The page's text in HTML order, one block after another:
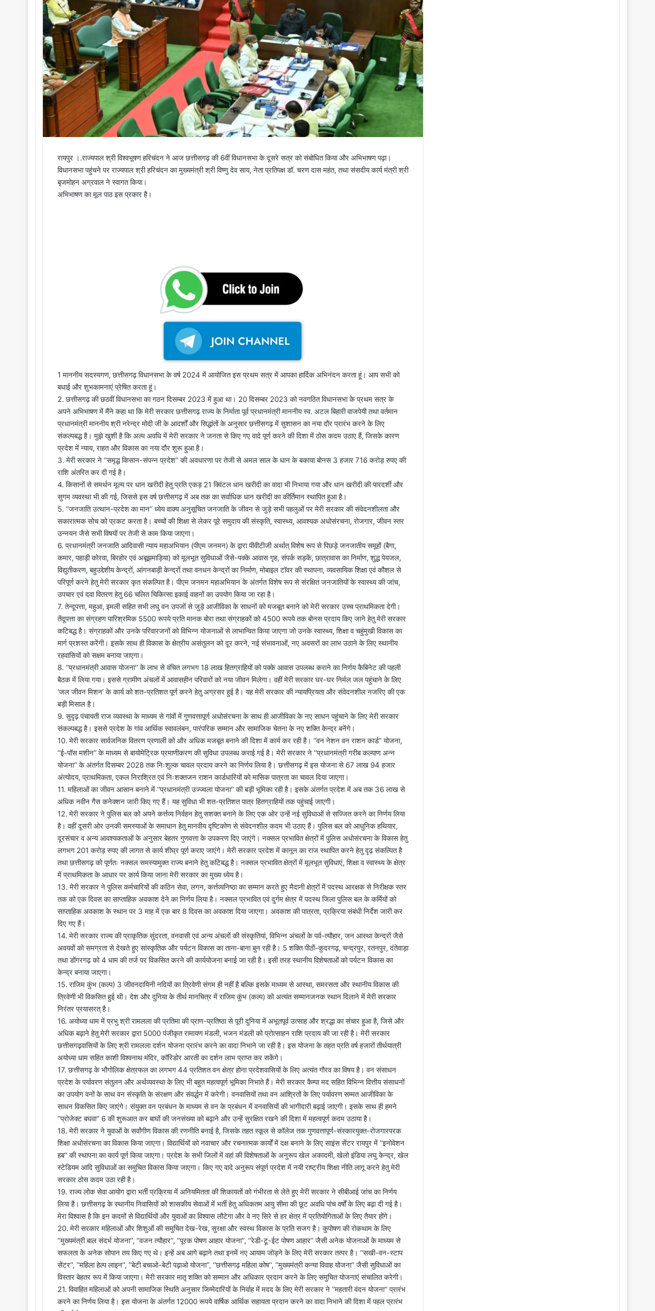
रायपुर ।.राज्यपाल श्री विश्वभूषण हरिचंदन ने आज छत्तीसगढ़ की 6वीं विधानसभा के दूसरे सत्र को संबोधित किया और अभिभाषण पढ़ा।
विधानसभा पहुंचने पर राज्यपाल श्री हरिचंदन का मुख्यमंत्री श्री विष्णु देव साय, नेता प्रतिपक्ष डॉ. चरण दास महंत, तथा संसदीय कार्य मंत्री श्री
बृजमोहन अग्रवाल ने स्वागत किया।
अभिभाषण का मूल पाठ इस प्रकार है।
1 माननीय सदस्यगण, छत्तीसगढ़ विधानसभा के वर्ष 2024 में आयोजित इस प्रथम सत्र में आपका हार्दिक अभिनंदन करता हूं। आप सभी को
बधाई और शुभकामनाएं प्रेषित करता हूं।
2. छत्तीसगढ़ की छठवीं विधानसभा का गठन दिसम्बर 2023 में हुआ था। 20 दिसम्बर 2023 को नवगठित विधानसभा के प्रथम सत्र के
अपने अभिभाषण में मैंने कहा था कि मेरी सरकार छत्तीसगढ़ राज्य के निर्माता पूर्व प्रधानमंत्री माननीय स्व. अटल बिहारी वाजपेयी तथा वर्तमान
प्रधानमंत्री माननीय श्री नरेन्द्र मोदी जी के आदर्शों और सिद्धांतों के अनुसार छत्तीसगढ़ में सुशासन का नया दौर प्रारंभ करने के लिए
संकल्पबद्ध है। मुझे खुशी है कि अल्प अवधि में मेरी सरकार ने जनता से किए गए वादे पूर्ण करने की दिशा में ठोस कदम उठाए हैं, जिसके कारण
प्रदेश में न्याय, राहत और विकास का नया दौर शुरू हुआ है।
3. मेरी सरकार ने ‘‘समृद्ध किसान-संपन्न प्रदेश‘‘ की अवधारणा पर तेजी से अमल साल के धान के बकाया बोनस 3 हजार 716 करोड़ रुपए की
राशि अंतरित कर दी गई है।
4. किसानों से समर्थन मूल्य पर धान खरीदी हेतु प्रति एकड़ 21 क्विंटल धान खरीदी का वादा भी निभाया गया और धान खरीदी की पारदर्शी और
सुगम व्यवस्था भी की गई, जिससे इस वर्ष छत्तीसगढ़ में अब तक का सर्वाधिक धान खरीदी का कीर्तिमान स्थापित हुआ है।
5. ‘‘जनजाति उत्थान-प्रदेश का मान‘‘ ध्येय वाक्य अनुसूचित जनजाति के जीवन से जुड़े सभी पहलुओं पर मेरी सरकार की संवेदनशीलता और
सकारात्मक सोच को प्रकट करता है। बच्चों की शिक्षा से लेकर पूरे समुदाय की संस्कृति, स्वास्थ्य, आवश्यक अधोसंरचना, रोजगार, जीवन स्तर
उन्नयन जैसे सभी विषयों पर तेजी से काम किया जाएगा।
6. प्रधानमंत्री जनजाति आदिवासी न्याय महाअभियान (पीएम जनमन) के द्वारा पीवीटीजी अर्थात् विशेष रूप से पिछड़े जनजातीय समूहों (बैगा,
कमार, पहाड़ी कोरवा, बिरहोर एवं अबूझमाड़िया) को मूलभूत सुविधाओं जैसे-पक्के आवास गृह, संपर्क सड़कें, छात्रावास का निर्माण, शुद्ध पेयजल,
विद्युतीकरण, बहुउद्देशीय केन्द्रों, आंगनबाड़ी केन्द्रों तथा वनधन केन्द्रों का निर्माण, मोबाइल टॉवर की स्थापना, व्यवसायिक शिक्षा एवं कौशल से
परिपूर्ण करने हेतु मेरी सरकार कृत संकल्पित है। पीएम जनमन महाअभियान के अंतर्गत विशेष रूप से संरक्षित जनजातियों के स्वास्थ्य की जांच,
उपचार एवं दवा वितरण हेतु 66 चलित चिकित्सा इकाई वाहनों का उपयोग किया जा रहा है।
7. तेन्दूपत्ता, महुआ, इमली सहित सभी लघु वन उपजों से जुड़े आजीविका के साधनों को मजबूत बनाने को मेरी सरकार उच्च प्राथमिकता देगी।
तेंदूपत्ता का संग्रहण पारिश्रमिक 5500 रूपये प्रति मानक बोरा तथा संग्राहकों को 4500 रूपये तक बोनस प्रदाय किए जाने हेतु मेरी सरकार
कटिबद्ध है। संग्राहकों और उनके परिवारजनों को विभिन्न योजनाओं से लाभान्वित किया जाएगा जो उनके स्वास्थ्य, शिक्षा व चहुंमुखी विकास का
मार्ग प्रशस्त करेंगी। इसके साथ ही विकास के क्षेत्रीय असंतुलन को दूर करने, नई संभावनाओं, नए अवसरों का लाभ उठाने के लिए स्थानीय
रहवासियों को सक्षम बनाया जाएगा।
8. ‘‘प्रधानमंत्री आवास योजना‘‘ के लाभ से वंचित लगभग 18 लाख हितग्राहियों को पक्के आवास उपलब्ध कराने का निर्णय कैबिनेट की पहली
बैठक में लिया गया। इससे ग्रामीण अंचलों में आवासहीन परिवारों को नया जीवन मिलेगा। वहीं मेरी सरकार घर-घर निर्मल जल पहुंचाने के लिए
’जल जीवन मिशन’ के कार्य को शत-प्रतिशत पूर्ण करने हेतु अग्रसर हुई है। यह मेरी सरकार की न्यायप्रियता और संवेदनशील नजरिए की एक
बड़ी मिसाल है।
9. सुदृढ़ पंचायती राज व्यवस्था के माध्यम से गांवों में गुणवत्तापूर्ण अधोसंरचना के साथ ही आजीविका के नए साधन पहुंचाने के लिए मेरी सरकार
संकल्पबद्ध है। इससे प्रदेश के गांव आर्थिक स्वावलंबन, पारंपरिक सम्मान और सामाजिक चेतना के नए शक्ति केन्द्र बनेंगे।
10. मेरी सरकार सार्वजनिक वितरण प्रणाली को और अधिक मजबूत बनाने की दिशा में कार्य कर रही है। ‘‘वन नेशन वन राशन कार्ड‘‘ योजना,
‘‘ई-पॉस मशीन‘‘ के माध्यम से बायोमेट्रिक प्रमाणीकरण की सुविधा उपलब्ध कराई गई है। मेरी सरकार ने ‘‘प्रधानमंत्री गरीब कल्याण अन्न
योजना‘‘ के अंतर्गत दिसम्बर 2028 तक निःशुल्क चावल प्रदाय करने का निर्णय लिया है। छत्तीसगढ़ में इस योजना से 67 लाख 94 हजार
अंत्योदय, प्राथमिकता, एकल निराश्रित एवं निःशक्तजन राशन कार्डधारियों को मासिक पात्रता का चावल दिया जाएगा।
11. महिलाओं का जीवन आसान बनाने में ‘‘प्रधानमंत्री उज्ज्वला योजना‘‘ की बड़ी भूमिका रही है। इसके अंतर्गत प्रदेश में अब तक 36 लाख से
अधिक नवीन गैस कनेक्शन जारी किए गए हैं। यह सुविधा भी शत-प्रतिशत पात्र हितग्राहियों तक पहुंचाई जाएगी।
12. मेरी सरकार ने पुलिस बल को अपने कर्त्तव्य निर्वहन हेतु सशक्त बनाने के लिए एक ओर उन्हें नई सुविधाओं से सज्जित करने का निर्णय लिया
है। वहीं दूसरी ओर उनकी समस्याओं के समाधान हेतु मानवीय दृष्टिकोण से संवेदनशील कदम भी उठाए हैं। पुलिस बल को आधुनिक हथियार,
दूरसंचार व अन्य आवश्यकताओं के अनुसार बेहतर गुणवत्ता के उपकरण दिए जाएंगे। नक्सल प्रभावित क्षेत्रों में पुलिस अधोसंरचना के विकास हेतु
लगभग 201 करोड़ रुपए की लागत से कार्य शीघ्र पूर्ण कराए जाएंगे। मेरी सरकार प्रदेश में कानून का राज स्थापित करने हेतु दृढ़ संकल्पित है
तथा छत्तीसगढ़ को पूर्णतः नक्सल समस्यामुक्त राज्य बनाने हेतु कटिबद्ध है। नक्सल प्रभावित क्षेत्रों में मूलभूत सुविधाएं, शिक्षा व स्वास्थ्य के क्षेत्र
में प्राथमिकता के आधार पर कार्य किया जाना मेरी सरकार का मुख्य ध्येय है।
13. मेरी सरकार ने पुलिस कर्मचारियों की कठिन सेवा, लगन, कर्त्तव्यनिष्ठा का सम्मान करते हुए मैदानी क्षेत्रों में पदस्थ आरक्षक से निरीक्षक स्तर
तक को एक दिवस का साप्ताहिक अवकाश देने का निर्णय लिया है। नक्सल प्रभावित एवं दुर्गम क्षेत्र में पदस्थ जिला पुलिस बल के कर्मियों को
साप्ताहिक अवकाश के स्थान पर 3 माह में एक बार 8 दिवस का अवकाश दिया जाएगा। अवकाश की पात्रता, प्रक्रिया संबंधी निर्देश जारी कर
दिए गए हैं।
14. मेरी सरकार राज्य की प्राकृतिक सुंदरता, वनवासी एवं अन्य अंचलों की संस्कृतियां, विभिन्न अंचलों के पर्व-त्यौहार, जन आस्था केन्द्रों जैसे
अवयवों को समग्रता से देखते हुए सांस्कृतिक और पर्यटन विकास का ताना-बाना बुन रही है। 5 शक्ति पीठों-कुदरगढ़, चन्द्रपुर, रतनपुर, दंतेवाड़ा
तथा डोंगरगढ़ को 4 धाम की तर्ज पर विकसित करने की कार्ययोजना बनाई जा रही है। इसी तरह स्थानीय विशेषताओं को पर्यटन विकास का
केन्द्र बनाया जाएगा।
15. राजिम कुंभ (कल्प) 3 जीवनदायिनी नदियों का त्रिवेणी संगम ही नहीं है बल्कि इसके माध्यम से आस्था, समरसता और स्थानीय विकास की
त्रिवेणी भी विकसित हुई थी। देश और दुनिया के तीर्थ मानचित्र में राजिम कुंभ (कल्प) को अत्यंत सम्मानजनक स्थान दिलाने में मेरी सरकार
निरंतर प्रयासरत् है।
16. अयोध्या धाम में प्रभु श्री रामलला की प्रतिमा की प्राण-प्रतिष्ठा से पूरी दुनिया में अभूतपूर्व उत्साह और श्रद्धा का संचार हुआ है, जिसे और
अधिक बढ़ाने हेतु मेरी सरकार द्वारा 5000 पंजीकृत रामायण मंडली, भजन मंडली को प्रोत्साहन राशि प्रदाय की जा रही है। मेरी सरकार
छत्तीसगढ़वासियों के लिए श्री रामलला दर्शन योजना प्रारंभ करने का वादा निभाने जा रही है। इस योजना के तहत प्रति वर्ष हजारों तीर्थयात्री
अयोध्या धाम सहित काशी विश्वनाथ मंदिर, कॉरिडोर आरती का दर्शन लाभ प्राप्त कर सकेंगे।
17. छत्तीसगढ़ के भौगोलिक क्षेत्रफल का लगभग 44 प्रतिशत वन क्षेत्र होना प्रदेशवासियों के लिए अत्यंत गौरव का विषय है। वन संसाधन
प्रदेश के पर्यावरण संतुलन और अर्थव्यवस्था के लिए भी बहुत महत्वपूर्ण भूमिका निभाते हैं। मेरी सरकार कैम्पा मद सहित विभिन्न वित्तीय संसाधनों
का उपयोग वनों के साथ वन संस्कृति के संरक्षण और संवर्द्धन में करेगी। वनवासियों तथा वन आश्रितों के लिए पर्यावरण सम्मत आजीविका के
साधन विकसित किए जाएंगे। संयुक्त वन प्रबंधन के माध्यम से वन के प्रबंधन में वनवासियों की भागीदारी बढ़ाई जाएगी। इसके साथ ही हमने
‘‘प्रोजेक्ट बघवा‘‘ 6 की शुरूआत कर बाघों की जनसंख्या को बढ़ाने और उन्हें सुरक्षित रखने की दिशा में महत्वपूर्ण कदम उठाया है।
18. मेरी सरकार ने युवाओं के सर्वांगीण विकास की रणनीति बनाई है, जिसके तहत स्कूल से कॉलेज तक गुणवत्तापूर्ण-संस्कारयुक्त-रोजगारपरक
शिक्षा अधोसंरचना का विकास किया जाएगा। विद्यार्थियों को नवाचार और रचनात्मक कार्यों में दक्ष बनाने के लिए साइंस सेंटर रायपुर में ‘‘इनोवेशन
हब‘‘ की स्थापना का कार्य पूर्ण किया जाएगा। प्रदेश के सभी जिलों में वहां की विशेषताओं के अनुरूप खेल अकादमी, खेलो इंडिया लघु केन्द्र, खेल
स्टेडियम आदि सुविधाओं का समुचित विकास किया जाएगा। किए गए वादे अनुरूप संपूर्ण प्रदेश में नयी राष्ट्रीय शिक्षा नीति लागू करने हेतु मेरी
सरकार ठोस कदम उठा रही है।
19. राज्य लोक सेवा आयोग द्वारा भर्ती प्रक्रिया में अनियमितता की शिकायतों को गंभीरता से लेते हुए मेरी सरकार ने सीबीआई जांच का निर्णय
लिया है। छत्तीसगढ़ के स्थानीय निवासियों को शासकीय सेवाओं में भर्ती हेतु अधिकतम आयु सीमा की छूट अवधि पांच वर्षों के लिए बढ़ा दी गई है।
मेरा विश्वास है कि इन कदमों से विद्यार्थियों और युवाओं का विश्वास लौटेगा और वे नए सिरे से हर क्षेत्र में प्रतियोगिताओं के लिए तैयार होंगे।
20. मेरी सरकार महिलाओं और शिशुओं की समुचित देख-रेख, सुरक्षा और स्वस्थ विकास के प्रति सजग है। कुपोषण की रोकथाम के लिए
‘‘मुख्यमंत्री बाल संदर्भ योजना‘‘, ‘‘वजन त्यौहार‘‘, ‘‘पूरक पोषण आहार योजना‘‘, ‘‘रेडी-टू-ईट पोषण आहार‘‘ जैसी अनेक योजनाओं के माध्यम से
सफलता के अनेक सोपान तय किए गए थे। इन्हें अब आगे बढ़ाने तथा इनमें नए आयाम जोड़ने के लिए मेरी सरकार तत्पर है। ‘‘सखी-वन-स्टाप
सेंटर‘‘, ‘‘महिला हेल्प लाइन‘‘, ‘‘बेटी बचाओ-बेटी पढ़ाओ योजना‘‘, ‘‘छत्तीसगढ़ महिला कोष‘‘, ‘‘मुख्यमंत्री कन्या विवाह योजना‘‘ जैसी सुविधाओं का
विस्तार बेहतर रूप में किया जाएगा। मेरी सरकार मातृ शक्ति को सम्मान और अधिकार प्रदान करने के लिए समुचित योजनाएं संचालित करेगी।
21. विवाहित महिलाओं को अपनी सामाजिक स्थिति अनुसार जिम्मेदारियों के निर्वाह में मदद के लिए मेरी सरकार ने ‘‘महतारी वंदन योजना‘‘ प्रारंभ
करने का निर्णय लिया है। इस योजना के अंतर्गत 12000 रूपये वार्षिक आर्थिक सहायता प्रदान करने का वादा निभाने की दिशा में पहल प्रारंभ